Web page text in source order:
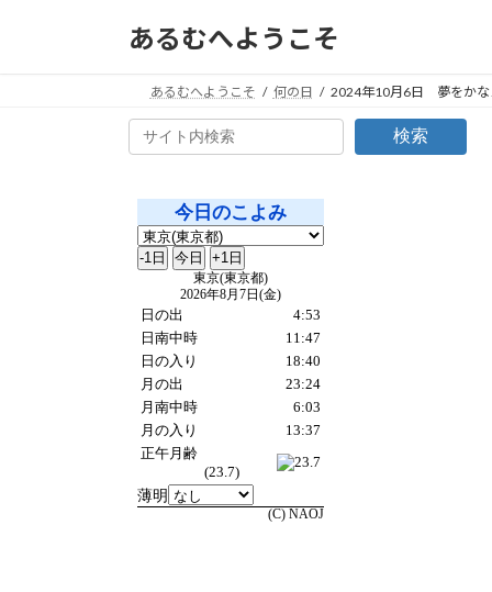
あるむへようこそ
あるむへようこそ 何の日 2024年10月6日 夢をかな
検索